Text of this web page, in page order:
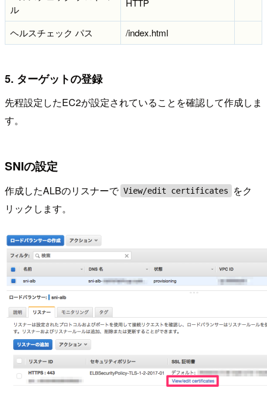
ル
HTTP
ヘルスチェック パス /index.html
5. ターゲットの登録
先程設定したEC2が設定されていることを確認して作成しま
す。
SNIの設定
作成したALBのリスナーで View/edit certificates
をク
リックします。